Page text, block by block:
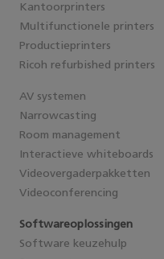
Kantoorprinters
Multifunctionele printers
Productieprinters
Ricoh refurbished printers
AV systemen
Narrowcasting
Room management
Interactieve whiteboards
Videovergaderpakketten
Videoconferencing
Softwareoplossingen
Software keuzehulp